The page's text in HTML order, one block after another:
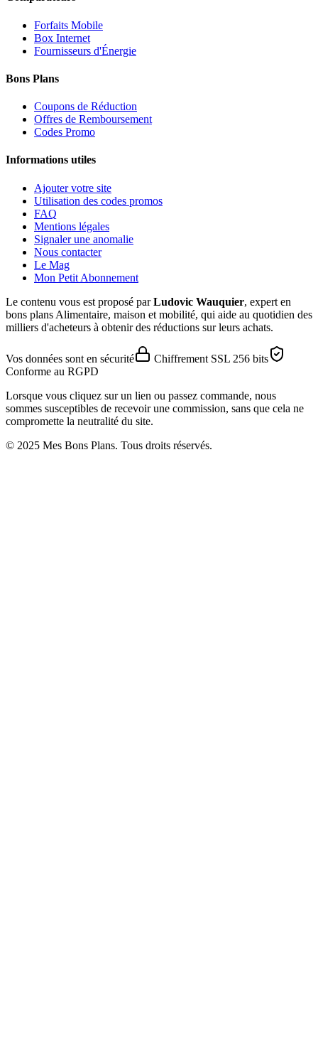
Forfaits Mobile
Box Internet
Fournisseurs d'Énergie
Bons Plans
Coupons de Réduction
Offres de Remboursement
Codes Promo
Informations utiles
Ajouter votre site
Utilisation des codes promos
FAQ
Mentions légales
Signaler une anomalie
Nous contacter
Le Mag
Mon Petit Abonnement
Le contenu vous est proposé parLudovic Wauquier, expert en
bons plans Alimentaire, maison et mobilité, qui aide au quotidien des
milliers d'acheteurs à obtenir des réductions sur leurs achats.
Vos données sont en sécurité
Chiffrement SSL 256 bits
Conforme au RGPD
Lorsque vous cliquez sur un lien ou passez commande, nous
sommes susceptibles de recevoir une commission, sans que cela ne
compromette la neutralité du site.
© 2025 Mes Bons Plans. Tous droits réservés.